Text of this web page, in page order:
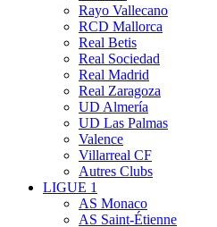
Rayo Vallecano
RCD Mallorca
Real Betis
Real Sociedad
Real Madrid
Real Zaragoza
UD Almería
UD Las Palmas
Valence
Villarreal CF
Autres Clubs
LIGUE 1
AS Monaco
AS Saint-Étienne